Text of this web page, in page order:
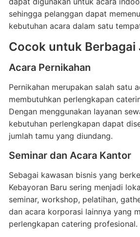
sehingga pelanggan dapat
kebutuhan acara dalam satu
Cocok untuk Berbagai
Acara Pernikahan
Pernikahan merupakan salah satu
membutuhkan perlengkapan
Dengan menggunakan layanan
kebutuhan perlengkapan dapat
jumlah tamu yang diundang.
Seminar dan Acara Kantor
Sebagai kawasan bisnis yang
Kebayoran Baru sering menjadi
seminar, workshop, pelatihan,
dan acara korporasi lainnya yang
perlengkapan catering profesional.